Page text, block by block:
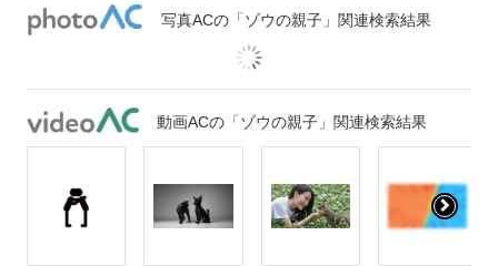
写真ACの「ゾウの親子」関連検索結果
動画ACの「ゾウの親子」関連検索結果